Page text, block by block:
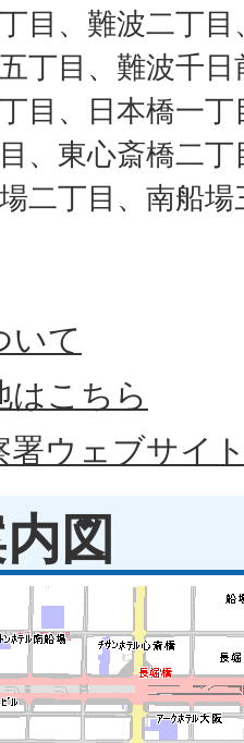
目、難波二丁
丁目、難波千
目、日本橋一
、東心斎橋二
二丁目、南船
いて
はこちら
署ウェブサイ
図